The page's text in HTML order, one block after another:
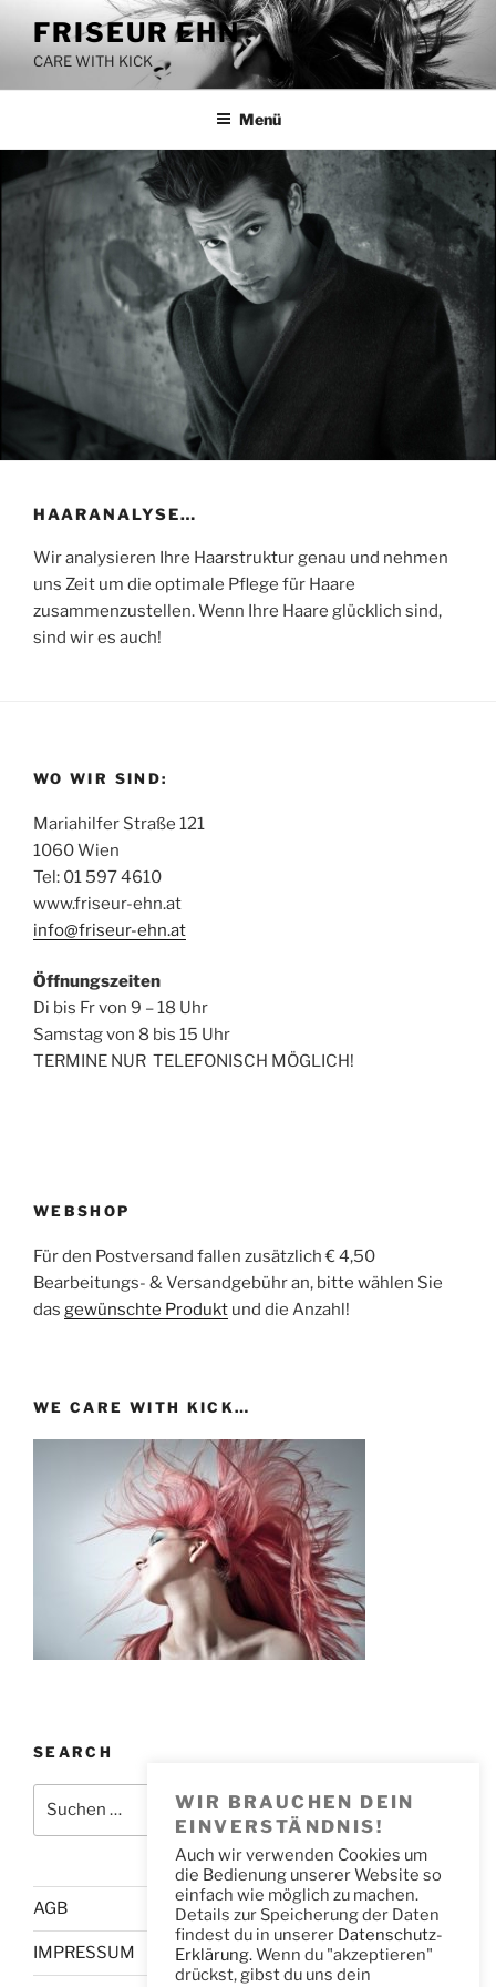
Inhalt
springen
FRISEUR EHN
CARE WITH KICK
Menü
HAARANALYSE…
Wir analysieren Ihre Haarstruktur genau und nehmen
uns Zeit um die optimale Pflege für Haare
zusammenzustellen. Wenn Ihre Haare glücklich sind,
sind wir es auch!
WO WIR SIND:
Mariahilfer Straße 121
1060 Wien
Tel: 01 597 4610
www.friseur-ehn.at
info@friseur-ehn.at
Öffnungszeiten
Di bis Fr von 9 – 18 Uhr
Samstag von 8 bis 15 Uhr
TERMINE NUR TELEFONISCH MÖGLICH!
WEBSHOP
Für den Postversand fallen zusätzlich € 4,50
Bearbeitungs- & Versandgebühr an, bitte wählen Sie
das gewünschte Produkt und die Anzahl!
WE CARE WITH KICK…
SEARCH
nach:
AGB
IMPRESSUM
WIR BRAUCHEN DEIN
EINVERSTÄNDNIS!
Auch wir verwenden Cookies um
die Bedienung unserer Website so
einfach wie möglich zu machen.
Details zur Speicherung der Daten
findest du in unserer Datenschutz-
Erklärung.Wenn du "akzeptieren"
drückst, gibst du uns dein